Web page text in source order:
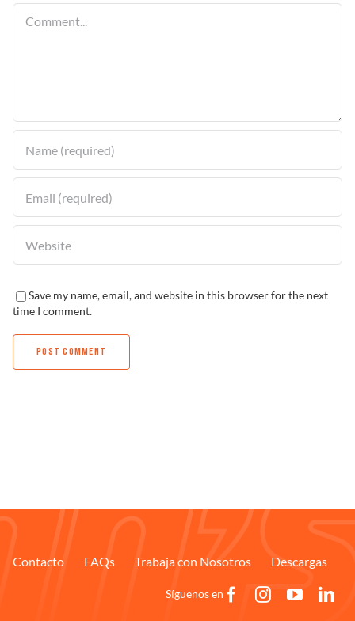
Save my name, email, and website in this browser for the next
time I comment.
Contacto FAQs Trabaja con Nosotros Descargas
Síguenos en